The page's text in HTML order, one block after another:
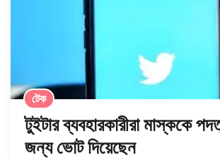
টেক
টুইটার ব্যবহারকারীরা মাস্ককে
জন্য ভোট দিয়েছেন